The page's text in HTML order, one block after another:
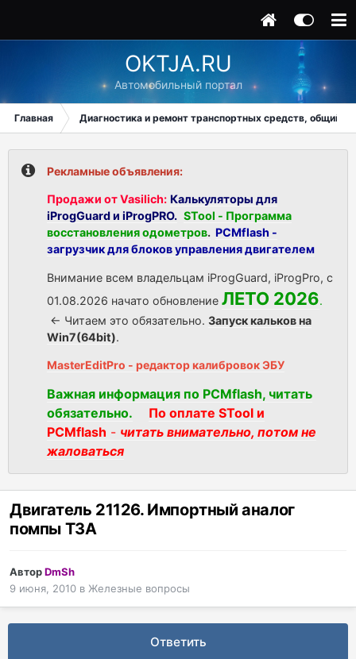
OKTJA.RU
Автомобильный портал
Главная Диагностика и ремонт транспортных средств, общий
Рекламные объявления:
Продажи от Vasilich: Калькуляторы для
iProgGuard и iProgPRO. STool - Программа
восстановления одометров. PCMflash -
загрузчик для блоков управления двигателем
Внимание всем владельцам iProgGuard, iProgPro, с
01.08.2026 начато обновление ЛЕТО 2026.
<- Читаем это обязательно. Запуск кальков на
Win7(64bit).
MasterEditPro - редактор калибровок ЭБУ
Важная информация по PCMflash, читать
обязательно.
По оплате STool и
PCMflash - читать внимательно, потом не
жаловаться
Двигатель 21126. Импортный аналог
помпы ТЗА
АвторDmSh
9 июня, 2010 в Железные вопросы
Ответить